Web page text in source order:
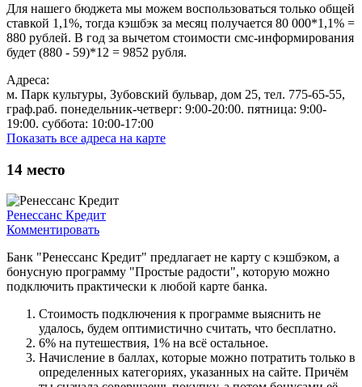
Для нашего бюджета мы можем воспользоваться только общей
ставкой 1,1%, тогда кэшбэк за месяц получается 80 000*1,1% =
880 рублей. В год за вычетом стоимости смс-информирования
будет (880 - 59)*12 = 9852 рубля.
Адреса:
м. Парк культуры, Зубовский бульвар, дом 25, тел. 775-65-55,
граф.раб. понедельник-четверг: 9:00-20:00. пятница: 9:00-
19:00. суббота: 10:00-17:00
Показать все адреса на карте
14 место
Ренессанс Кредит
Комментировать
Банк "Ренессанс Кредит" предлагает не карту с кэшбэком, а
бонусную программу "Простые радости", которую можно
подключить практически к любой карте банка.
Стоимость подключения к программе выяснить не
удалось, будем оптимистично считать, что бесплатно.
6% на путешествия, 1% на всё остальное.
Начисление в баллах, которые можно потратить только в
определенных категориях, указанных на сайте. Причём